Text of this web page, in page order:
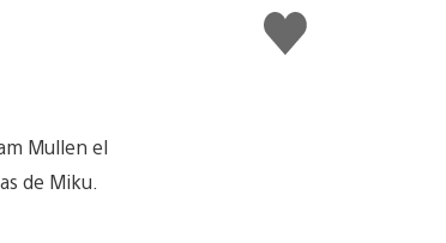
Me
gusta
Mullen el
de Miku.